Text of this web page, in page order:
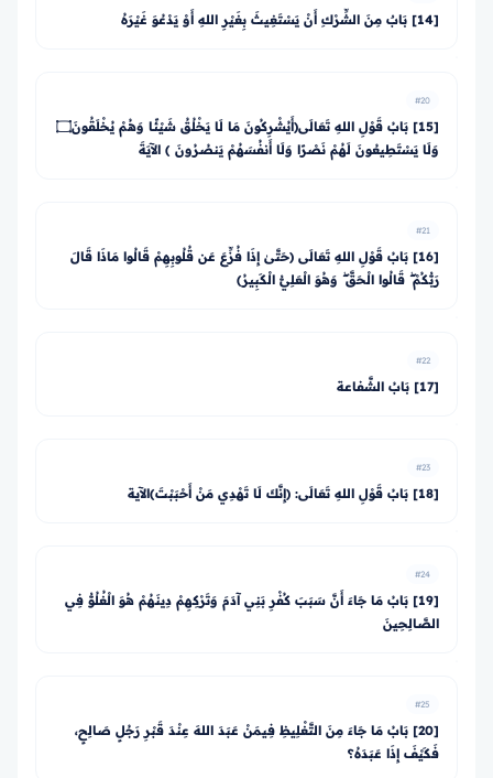
[14] بَابٌ مِنَ الشِّرْكِ أَنْ يَسْتَغِيثَ بِغَيْرِ اللهِ أَوْ يَدْعُوَ غَيْرَهُ
#20
[15] بَابُ قَوْلِ اللهِ تَعَالَى﴿أَيُشْرِكُونَ مَا لَا يَخْلُقُ شَيْئًا وَهُمْ يُخْلَقُونَ۝
وَلَا يَسْتَطِيعُونَ لَهُمْ نَصْرًا وَلَا أَنفُسَهُمْ يَنصُرُونَ ﴾ الآيَةَ
#21
[16] بَابُ قَوْلِ اللهِ تَعَالَى ﴿حَتَّىٰ إِذَا فُزِّعَ عَن قُلُوبِهِمْ قَالُوا مَاذَا قَالَ
رَبُّكُمْ ۖ قَالُوا الْحَقَّ ۖ وَهُوَ الْعَلِيُّ الْكَبِيرُ﴾
#22
[17] بَابُ الشَّفاعة
#23
[18] بَابُ قَوْلِ اللهِ تَعَالَى: ﴿إِنَّكَ لَا تَهْدِي مَنْ أَحْبَبْتَ﴾الآية
#24
[19] بَابُ مَا جَاءَ أَنَّ سَبَبَ كُفْرِ بَنِي آدَمَ وَتَرْكِهِمْ دِينَهُمْ هُوَ الْغُلُوُّ فِي
الصَّالِحِينَ
#25
[20] بَابُ مَا جَاءَ مِنَ التَّغْلِيظِ فِيمَنْ عَبَدَ اللهَ عِنْدَ قَبْرِ رَجُلٍ صَالِحٍ،
فَكَيْفَ إِذَا عَبَدَهُ؟